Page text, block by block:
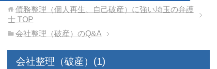
債務整理（個人再生、自己破産）に強い埼玉の弁護
士 TOP
会社整理（破産）のQ&A
会社整理（破産）(1)